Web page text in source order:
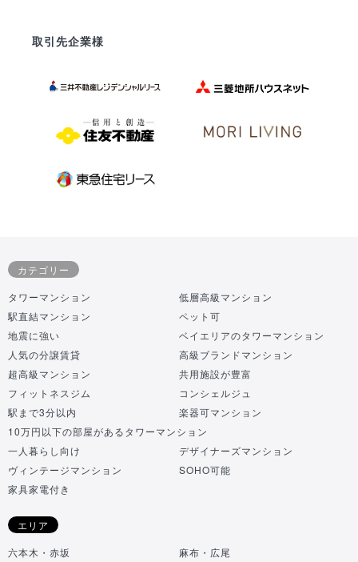
取引先企業様
カテゴリー
タワーマンション
低層高級マンション
駅直結マンション
ペット可
地震に強い
ベイエリアのタワーマンション
人気の分譲賃貸
高級ブランドマンション
超高級マンション
共用施設が豊富
フィットネスジム
コンシェルジュ
駅まで3分以内
楽器可マンション
10万円以下の部屋があるタワーマンション
一人暮らし向け
デザイナーズマンション
ヴィンテージマンション
SOHO可能
家具家電付き
エリア
六本木・赤坂
麻布・広尾